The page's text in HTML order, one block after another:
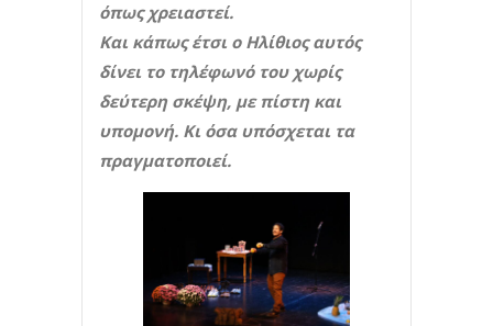
όπως χρειαστεί.
Και κάπως έτσι ο Ηλίθιος αυτός
δίνει το τηλέφωνό του χωρίς
δεύτερη σκέψη, με πίστη και
υπομονή. Κι όσα υπόσχεται τα
πραγματοποιεί.